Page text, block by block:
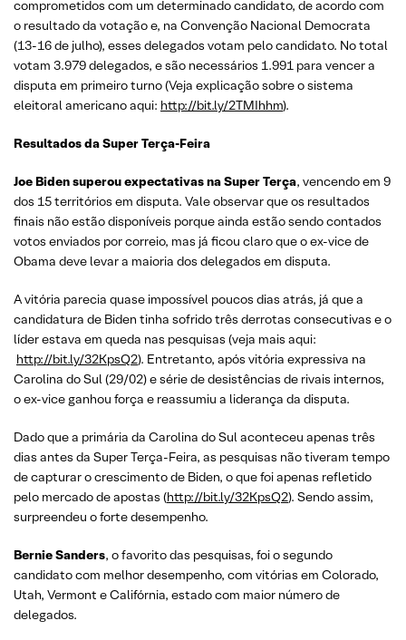
comprometidos com um determinado candidato, de acordo com
o resultado da votação e, na Convenção Nacional Democrata
(13-16 de julho), esses delegados votam pelo candidato. No total
votam 3.979 delegados, e são necessários 1.991 para vencer a
disputa em primeiro turno (Veja explicação sobre o sistema
eleitoral americano aqui: http://bit.ly/2TMIhhm).
Resultados da Super Terça-Feira
Joe Biden superou expectativas na Super Terça, vencendo em 9
dos 15 territórios em disputa. Vale observar que os resultados
finais não estão disponíveis porque ainda estão sendo contados
votos enviados por correio, mas já ficou claro que o ex-vice de
Obama deve levar a maioria dos delegados em disputa.
A vitória parecia quase impossível poucos dias atrás, já que a
candidatura de Biden tinha sofrido três derrotas consecutivas e o
líder estava em queda nas pesquisas (veja mais aqui:
http://bit.ly/32KpsQ2). Entretanto, após vitória expressiva na
Carolina do Sul (29/02) e série de desistências de rivais internos,
o ex-vice ganhou força e reassumiu a liderança da disputa.
Dado que a primária da Carolina do Sul aconteceu apenas três
dias antes da Super Terça-Feira, as pesquisas não tiveram tempo
de capturar o crescimento de Biden, o que foi apenas refletido
pelo mercado de apostas (http://bit.ly/32KpsQ2). Sendo assim,
surpreendeu o forte desempenho.
Bernie Sanders, o favorito das pesquisas, foi o segundo
candidato com melhor desempenho, com vitórias em Colorado,
Utah, Vermont e Califórnia, estado com maior número de
delegados.